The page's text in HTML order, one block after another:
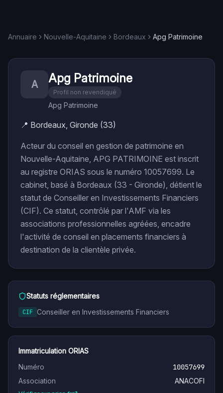
Annuaire Nouvelle-Aquitaine Bordeaux Apg Patrimoine
A Apg Patrimoine
Profil non revendiqué
Apg Patrimoine
📍 Bordeaux, Gironde (33)
Acteur du conseil en gestion de patrimoine en
Nouvelle-Aquitaine, APG PATRIMOINE est inscrit
au registre ORIAS sous le numéro 10057699. Le
cabinet, basé à Bordeaux (33 - Gironde), détient le
statut de Conseiller en Investissements Financiers
(CIF). Ce statut, contrôlé par l'AMF via les
associations professionnelles agréées, encadre
l'activité de conseil en placements financiers à
destination de la clientèle privée.
Statuts réglementaires
CIF Conseiller en Investissements Financiers
Immatriculation ORIAS
Numéro
10057699
Association ANACOFI